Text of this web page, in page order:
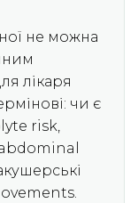
не можна
лікаря
чи є
risk,